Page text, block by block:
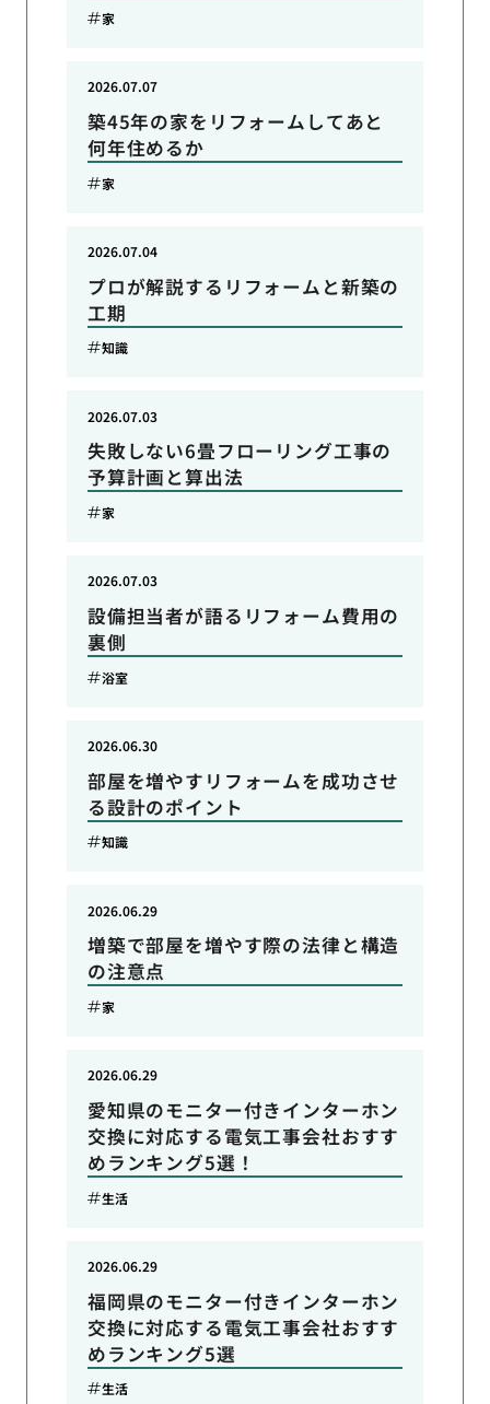
家
築45年の家をリフォームしてあと
何年住めるか
2026.07.07
家
プロが解説するリフォームと新築の
工期
2026.07.04
知識
失敗しない6畳フローリング工事の
予算計画と算出法
2026.07.03
家
設備担当者が語るリフォーム費用の
裏側
2026.07.03
浴室
部屋を増やすリフォームを成功させ
る設計のポイント
2026.06.30
知識
増築で部屋を増やす際の法律と構造
の注意点
2026.06.29
家
愛知県のモニター付きインターホン
交換に対応する電気工事会社おすす
めランキング5選！
2026.06.29
生活
福岡県のモニター付きインターホン
交換に対応する電気工事会社おすす
めランキング5選
2026.06.29
生活